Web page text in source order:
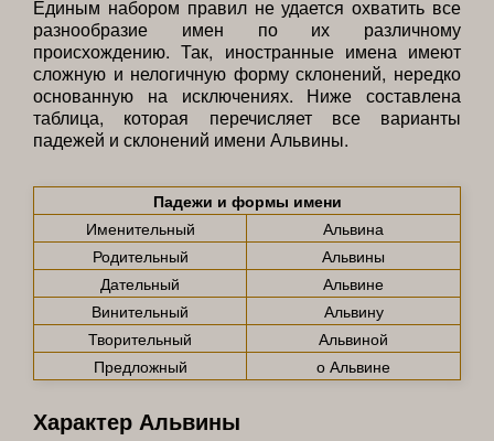
Единым набором правил не удается охватить все
разнообразие имен по их различному
происхождению. Так, иностранные имена имеют
сложную и нелогичную форму склонений, нередко
основанную на исключениях. Ниже составлена
таблица, которая перечисляет все варианты
падежей и склонений имени Альвины.
Падежи и формы имени
Именительный
Альвина
Родительный
Альвины
Дательный
Альвине
Винительный
Альвину
Творительный
Альвиной
Предложный
о Альвине
Характер Альвины